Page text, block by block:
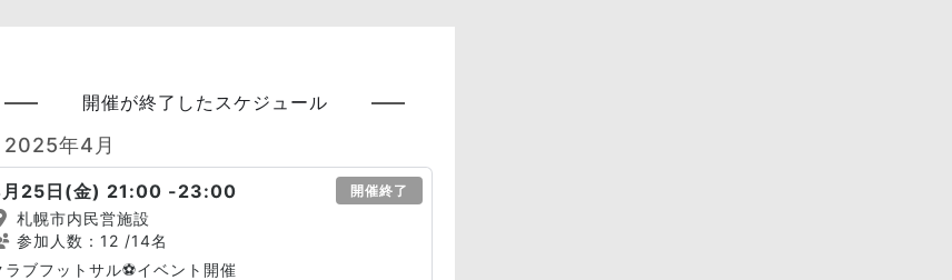
開催が終了したスケジュール
2025年4月
25日(金) 21:00 -23:00 開催終了
札幌市内民営施設
参加人数：12 /14名
ラブフットサル⚽イベント開催